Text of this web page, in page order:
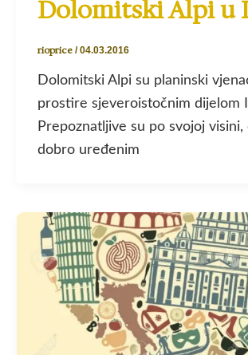
Dolomitski Alpi u
rioprice /04.03.2016
Dolomitski Alpi su planinski
prostire sjeveroistočnim dijelom
Prepoznatljive su po svojoj visini,
dobro uređenim